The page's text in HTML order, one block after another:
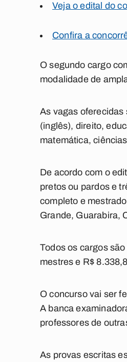
Veja o edital do
Confira a
O segundo cargo
modalidade de
As vagas oferecidas
(inglês), direito,
matemática,
De acordo com o
pretos ou pardos e
completo e
Grande, Guarabira,
Todos os cargos
mestres e R$
O concurso vai ser
A banca
professores de
As provas escritas